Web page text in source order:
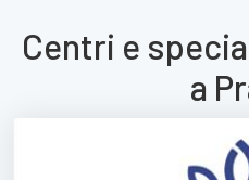
Centri e
a